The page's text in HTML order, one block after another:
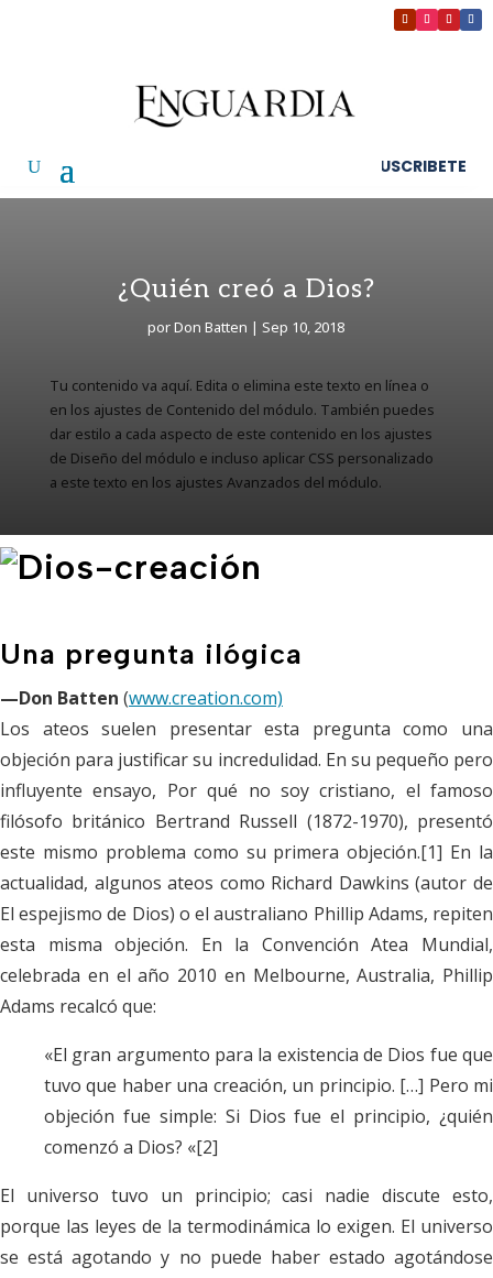
SUSCRIBETE
¿Quién creó a Dios?
porDon Batten |Sep 10, 2018
Tu contenido va aquí. Edita o elimina este texto en línea o
en los ajustes de Contenido del módulo. También puedes
dar estilo a cada aspecto de este contenido en los ajustes
de Diseño del módulo e incluso aplicar CSS personalizado
a este texto en los ajustes Avanzados del módulo.
Una pregunta ilógica
—Don Batten (www.creation.com)
Los ateos suelen presentar esta pregunta como una
objeción para justificar su incredulidad. En su pequeño pero
influyente ensayo, Por qué no soy cristiano, el famoso
filósofo británico Bertrand Russell (1872-1970), presentó
este mismo problema como su primera objeción.[1] En la
actualidad, algunos ateos como Richard Dawkins (autor de
El espejismo de Dios) o el australiano Phillip Adams, repiten
esta misma objeción. En la Convención Atea Mundial,
celebrada en el año 2010 en Melbourne, Australia, Phillip
Adams recalcó que:
«El gran argumento para la existencia de Dios fue que
tuvo que haber una creación, un principio. […] Pero mi
objeción fue simple: Si Dios fue el principio, ¿quién
comenzó a Dios? «[2]
El universo tuvo un principio; casi nadie discute esto,
porque las leyes de la termodinámica lo exigen. El universo
se está agotando y no puede haber estado agotándose